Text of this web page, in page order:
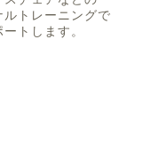
トレーニングで
トします。